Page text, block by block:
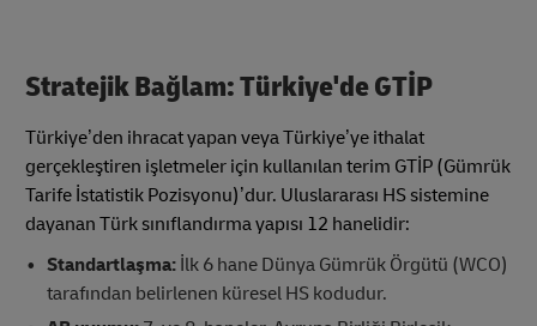
Stratejik Bağlam: Türkiye'de GTİP
Türkiye’den ihracat yapan veya Türkiye’ye ithalat
gerçekleştiren işletmeler için kullanılan terim GTİP (Gümrük
Tarife İstatistik Pozisyonu)’dur. Uluslararası HS sistemine
dayanan Türk sınıflandırma yapısı 12 hanelidir:
Standartlaşma:İlk 6 hane Dünya Gümrük Örgütü (WCO)
tarafından belirlenen küresel HS kodudur.